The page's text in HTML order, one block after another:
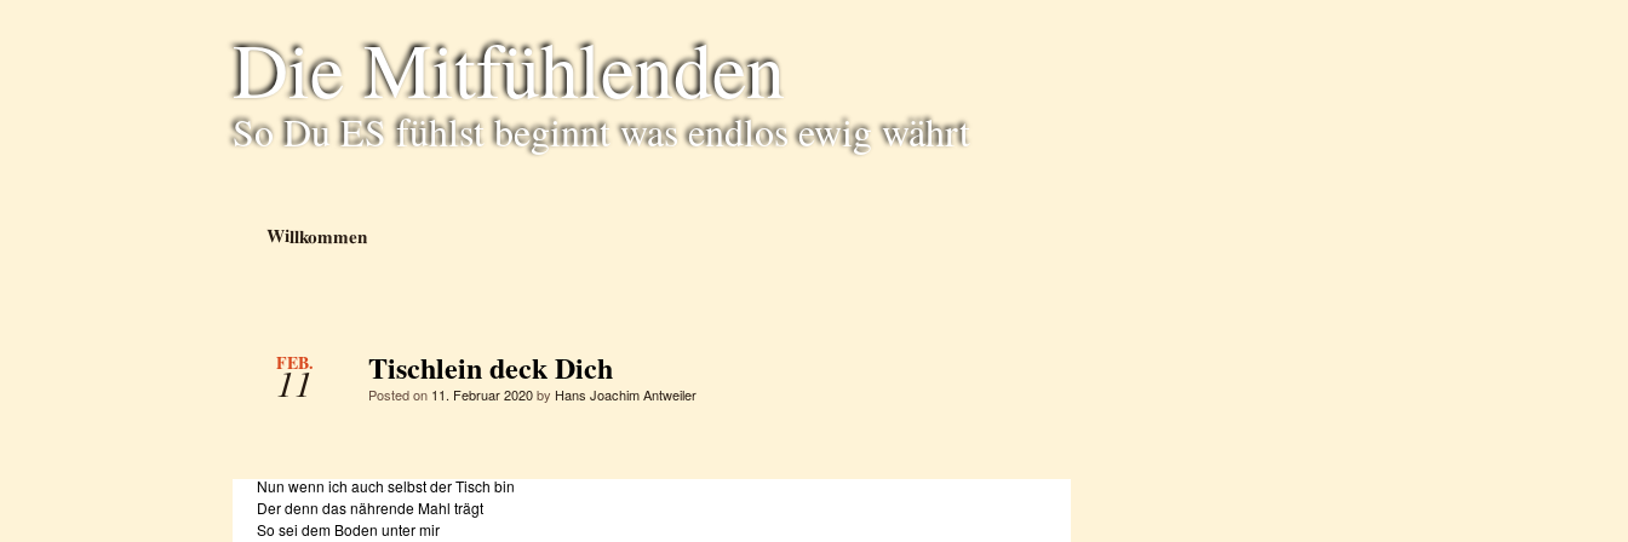
Die Mitfühlenden
So Du ES fühlst beginnt was endlos ewig währt
Willkommen
FEB.
11 Tischlein deck Dich
Posted on 11. Februar 2020by Hans Joachim Antweiler
Nun wenn ich auch selbst der Tisch bin
Der denn das nährende Mahl trägt
So sei dem Boden unter mir